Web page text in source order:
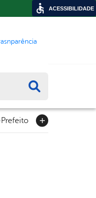
ACESSIBILIDADE